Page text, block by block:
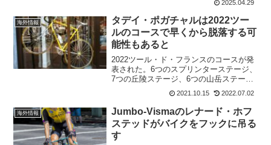
ティボール・デル・グロッソがUno-X
Mobilityのトレイ...
2025.04.29
海外情報
タデイ・ポガチャルは2022ツー
ルのコースで早くから脱落する可
能性もあると
2022ツール・ド・フランスのコースが発
表された。6つのスプリンターステージ、
7つの丘陵ステージ、6つの山岳ステージ
が含まれており、総距離3,328kmとな
る。山頂フニッシュは5回もある。更に、
第5ステージでは石畳が19.3km。これは
タデ...
2021.10.15 2022.07.02
海外情報
Jumbo-Vismaのレナード・ホフ
ステッドがバイクをフックに吊る
す